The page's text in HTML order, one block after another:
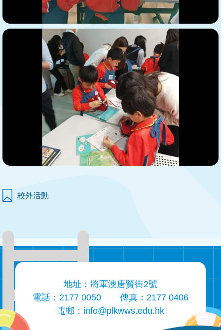
校外活動
地址：將軍澳唐賢街2號
電話：2177 0050
傳真：2177 0406
電郵： info@plkwws.edu.hk